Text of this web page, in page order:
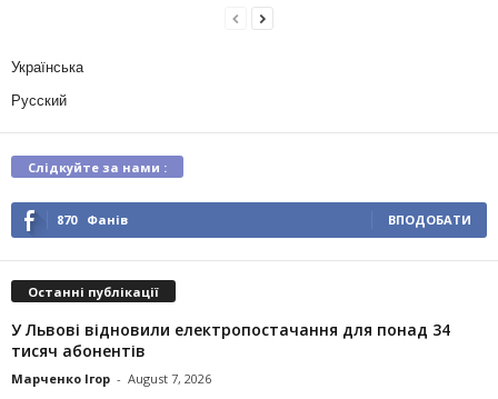
Українська
Русский
Слідкуйте за нами :
870 Фанів ВПОДОБАТИ
Останні публікації
У Львові відновили електропостачання для понад 34
тисяч абонентів
Марченко Ігор - August 7, 2026